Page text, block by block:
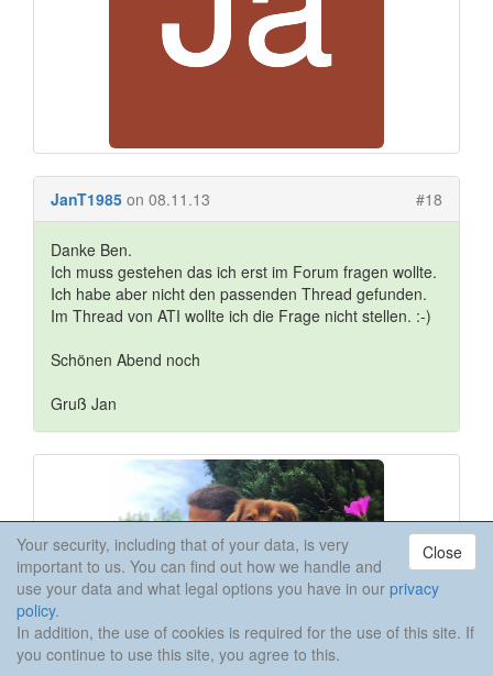
JanT1985 on 08.11.13 #18
Danke Ben.
Ich muss gestehen das ich erst im Forum fragen wollte.
Ich habe aber nicht den passenden Thread gefunden.
Im Thread von ATI wollte ich die Frage nicht stellen. :-)
Schönen Abend noch
Gruß Jan
Close
Your security, including that of your data, is very
important to us. You can find out how we handle and
use your data and what legal options you have in our privacy
policy.
In addition, the use of cookies is required for the use of this site. If
you continue to use this site, you agree to this.